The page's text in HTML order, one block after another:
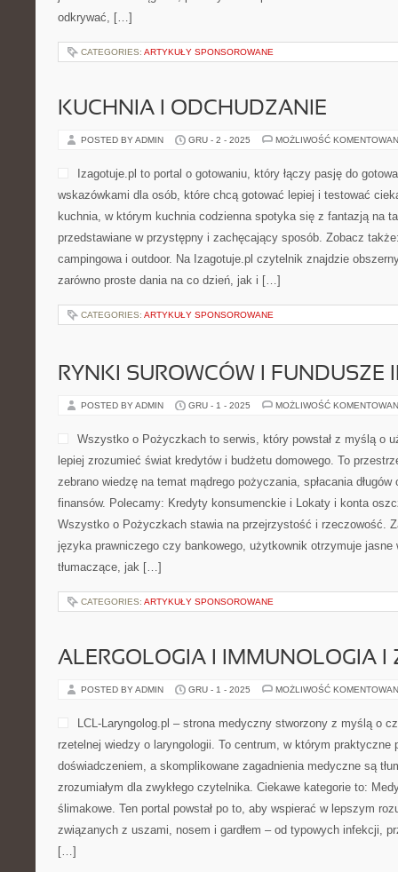
odkrywać, […]
CATEGORIES: ARTYKUŁY SPONSOROWANE
KUCHNIA I ODCHUDZANIE
POSTED BY ADMIN GRU - 2 - 2025 MOŻLIWOŚĆ
Izagotuje.pl to portal o gotowaniu, który łączy pasję do
wskazówkami dla osób, które chcą gotować lepiej i testować
kuchnia, w którym kuchnia codzienna spotyka się z fantazją na
przedstawiane w przystępny i zachęcający sposób. Zobacz
campingowa i outdoor. Na Izagotuje.pl czytelnik znajdzie
zarówno proste dania na co dzień, jak i […]
CATEGORIES: ARTYKUŁY SPONSOROWANE
RYNKI SUROWCÓW I FUNDUSZE
POSTED BY ADMIN GRU - 1 - 2025 MOŻLIWOŚĆ
Wszystko o Pożyczkach to serwis, który powstał z myślą o
lepiej zrozumieć świat kredytów i budżetu domowego. To
zebrano wiedzę na temat mądrego pożyczania, spłacania długów
finansów. Polecamy: Kredyty konsumenckie i Lokaty i konta
Wszystko o Pożyczkach stawia na przejrzystość i rzeczowość.
języka prawniczego czy bankowego, użytkownik otrzymuje
tłumaczące, jak […]
CATEGORIES: ARTYKUŁY SPONSOROWANE
ALERGOLOGIA I IMMUNOLOGIA I
POSTED BY ADMIN GRU - 1 - 2025 MOŻLIWOŚĆ
LCL-Laryngolog.pl – strona medyczny stworzony z myślą o
rzetelnej wiedzy o laryngologii. To centrum, w którym praktyczne
doświadczeniem, a skomplikowane zagadnienia medyczne są
zrozumiałym dla zwykłego czytelnika. Ciekawe kategorie to:
ślimakowe. Ten portal powstał po to, aby wspierać w lepszym
związanych z uszami, nosem i gardłem – od typowych infekcji,
[…]